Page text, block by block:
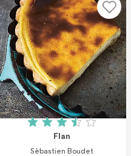
röster) Betyg: 3.5 av 5
Flan
Sébastien Boudet